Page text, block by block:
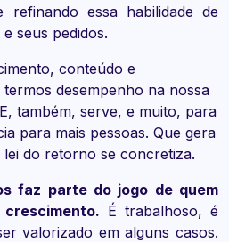
refinando essa habilidade de
seus pedidos.
conteúdo e
desempenho na nossa
também, serve, e muito, para
para mais pessoas. Que gera
lei do retorno se concretiza.
faz parte do jogo de quem
É trabalhoso, é
valorizado em alguns casos.